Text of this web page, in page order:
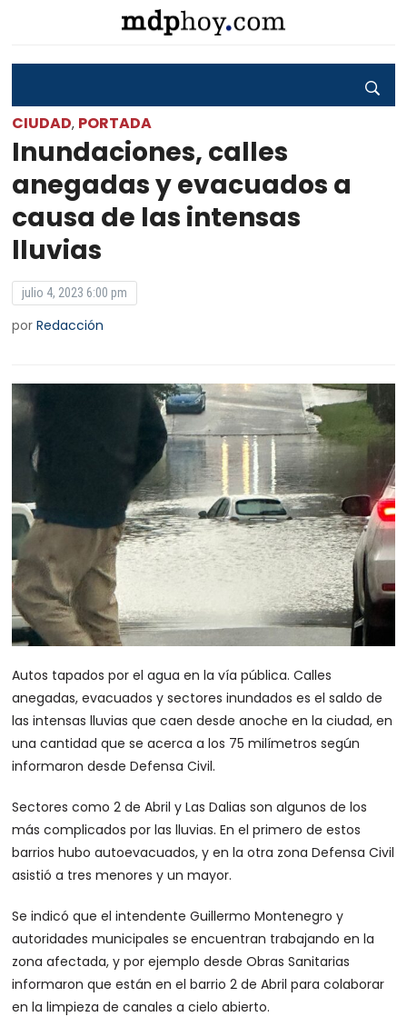
CIUDAD, PORTADA
Inundaciones, calles
anegadas y evacuados a
causa de las intensas
lluvias
julio 4, 2023 6:00 pm
porRedacción
Autos tapados por el agua en la vía pública. Calles
anegadas, evacuados y sectores inundados es el saldo de
las intensas lluvias que caen desde anoche en la ciudad, en
una cantidad que se acerca a los 75 milímetros según
informaron desde Defensa Civil.
Sectores como 2 de Abril y Las Dalias son algunos de los
más complicados por las lluvias. En el primero de estos
barrios hubo autoevacuados, y en la otra zona Defensa Civil
asistió a tres menores y un mayor.
Se indicó que el intendente Guillermo Montenegro y
autoridades municipales se encuentran trabajando en la
zona afectada, y por ejemplo desde Obras Sanitarias
informaron que están en el barrio 2 de Abril para colaborar
en la limpieza de canales a cielo abierto.